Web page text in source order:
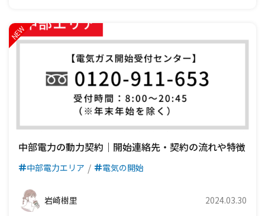
中部電力の動力契約｜開始連絡先・契約の流れや特徴
中部電力エリア 電気の開始
岩崎樹里 2024.03.30